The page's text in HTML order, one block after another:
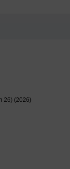
26) (2026)